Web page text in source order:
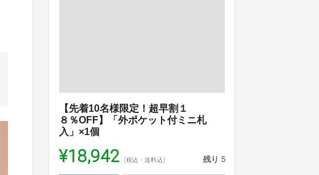
【先着10名様限定！超早割１
８％OFF】「外ポケット付ミニ札
入」×1個
¥18,942 (税込・送料込) 残り 5